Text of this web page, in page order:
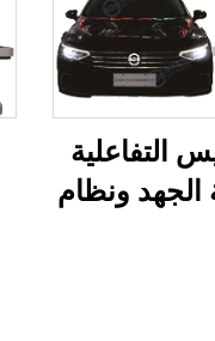
التفاعلية
الجهد ونظام